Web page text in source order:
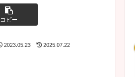
コピー
2023.05.23 2025.07.22